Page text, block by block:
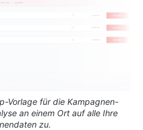
Vorlage für die Kampagnen-
an einem Ort auf alle Ihre
zu.